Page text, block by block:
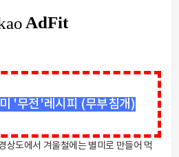
'무전'레시피 (무부침개)
상도에서 겨울철에는 별미로 만들어 먹